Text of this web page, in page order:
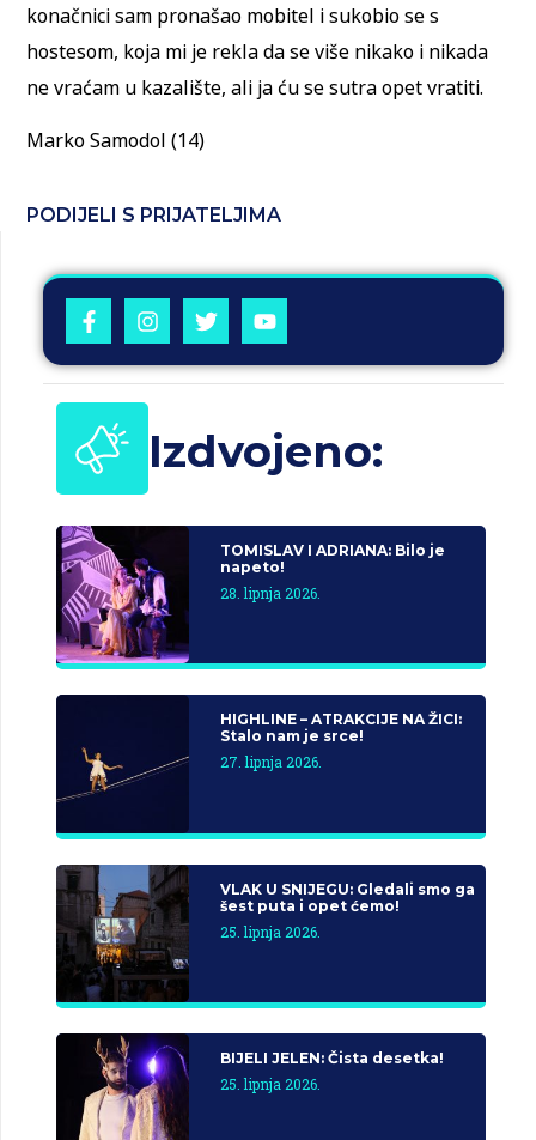
konačnici sam pronašao mobitel i sukobio se s
hostesom, koja mi je rekla da se više nikako i nikada
ne vraćam u kazalište, ali ja ću se sutra opet vratiti.
Marko Samodol (14)
PODIJELI S PRIJATELJIMA
Izdvojeno:
TOMISLAV I ADRIANA: Bilo je
napeto!
28. lipnja 2026.
HIGHLINE – ATRAKCIJE NA ŽICI:
Stalo nam je srce!
27. lipnja 2026.
VLAK U SNIJEGU: Gledali smo ga
šest puta i opet ćemo!
25. lipnja 2026.
BIJELI JELEN: Čista desetka!
25. lipnja 2026.